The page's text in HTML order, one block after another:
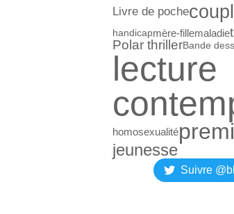
Livre de poche
handicapmère-fillemaladie
Polar thrillerBande
lecture
homosexualité
jeunesse
Suivre